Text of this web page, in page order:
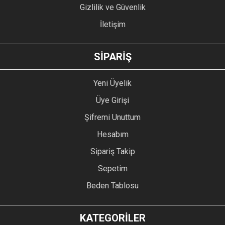
GÖNDER
Gizlilik ve Güvenlik
İletişim
SİPARİŞ
Yeni Üyelik
Üye Girişi
Şifremi Unuttum
Hesabım
Sipariş Takip
Sepetim
Beden Tablosu
KATEGORİLER